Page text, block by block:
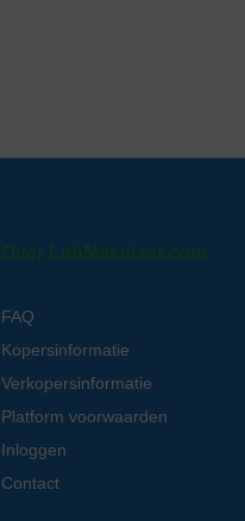
Over LabMakelaar.com
FAQ
Kopersinformatie
Verkopersinformatie
Platform voorwaarden
Inloggen
Contact